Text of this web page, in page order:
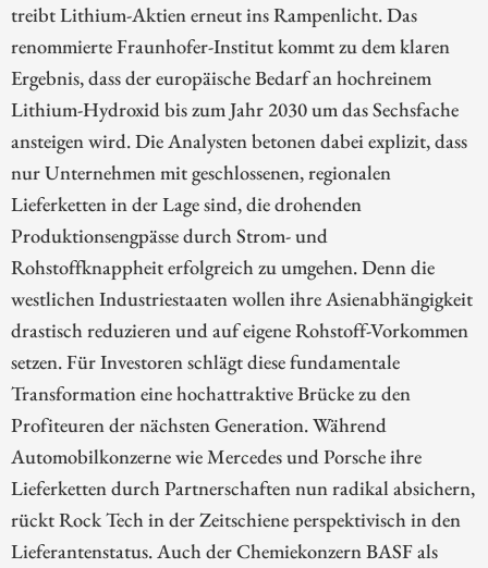
treibt Lithium-Aktien erneut ins Rampenlicht. Das
renommierte Fraunhofer-Institut kommt zu dem klaren
Ergebnis, dass der europäische Bedarf an hochreinem
Lithium-Hydroxid bis zum Jahr 2030 um das Sechsfache
ansteigen wird. Die Analysten betonen dabei explizit, dass
nur Unternehmen mit geschlossenen, regionalen
Lieferketten in der Lage sind, die drohenden
Produktionsengpässe durch Strom- und
Rohstoffknappheit erfolgreich zu umgehen. Denn die
westlichen Industriestaaten wollen ihre Asienabhängigkeit
drastisch reduzieren und auf eigene Rohstoff-Vorkommen
setzen. Für Investoren schlägt diese fundamentale
Transformation eine hochattraktive Brücke zu den
Profiteuren der nächsten Generation. Während
Automobilkonzerne wie Mercedes und Porsche ihre
Lieferketten durch Partnerschaften nun radikal absichern,
rückt Rock Tech in der Zeitschiene perspektivisch in den
Lieferantenstatus. Auch der Chemiekonzern BASF als